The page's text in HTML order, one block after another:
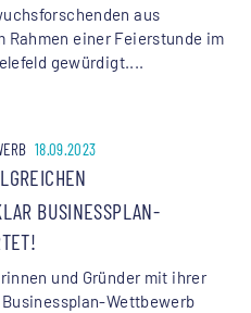
aus
Rahmen einer Feierstunde im
gewürdigt....
18.09.2023
BUSINESSPLAN-
und Gründer mit ihrer
Wettbewerb